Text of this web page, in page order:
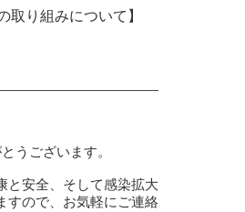
取り組みについて】
うございます。
と安全、そして感染拡大
すので、お気軽にご連絡